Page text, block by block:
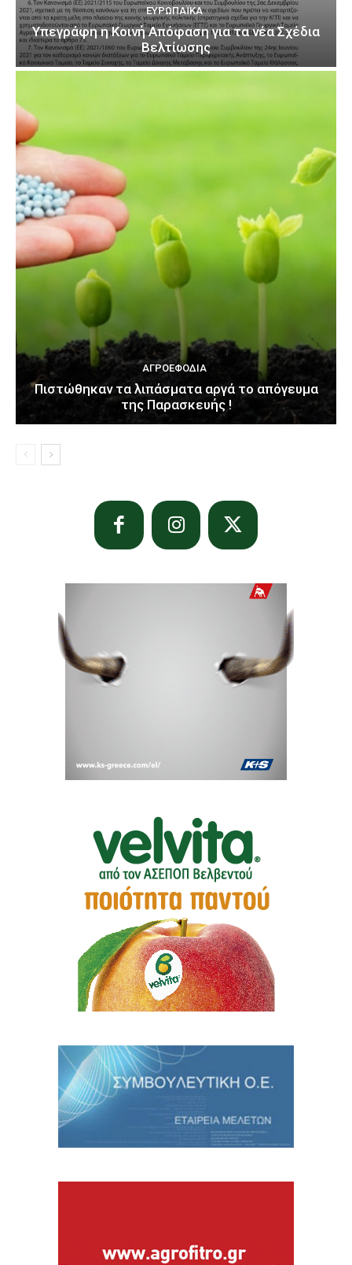
ΕΥΡΩΠΑΪΚΆ
Υπεγράφη η Κοινή Απόφαση για τα νέα Σχέδια
Βελτίωσης
ΑΓΡΟΕΦΌΔΙΑ
Πιστώθηκαν τα λιπάσματα αργά το απόγευμα
της Παρασκευής !